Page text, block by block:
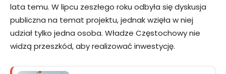
lata temu. W lipcu zeszłego roku odbyła się dyskusja
publiczna na temat projektu, jednak wzięła w niej
udział tylko jedna osoba. Władze Częstochowy nie
widzą przeszkód, aby realizować inwestycję.